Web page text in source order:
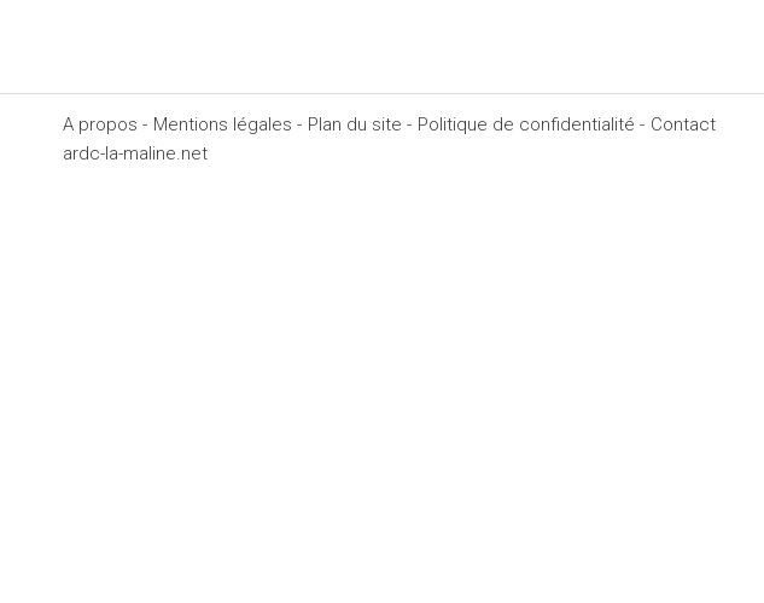
A propos - Mentions légales - Plan du site - Politique de confidentialité - Contact
ardc-la-maline.net